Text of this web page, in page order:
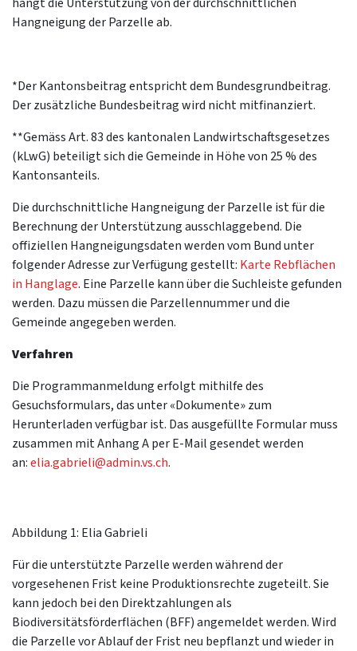
Hangneigung der Parzelle ab.
*Der Kantonsbeitrag entspricht dem Bundesgrundbeitrag.
Der zusätzliche Bundesbeitrag wird nicht mitfinanziert.
**Gemäss Art. 83 des kantonalen Landwirtschaftsgesetzes
(kLwG) beteiligt sich die Gemeinde in Höhe von 25 % des
Kantonsanteils.
Die durchschnittliche Hangneigung der Parzelle ist für die
Berechnung der Unterstützung ausschlaggebend. Die
offiziellen Hangneigungsdaten werden vom Bund unter
folgender Adresse zur Verfügung gestellt: Karte Rebflächen
in Hanglage. Eine Parzelle kann über die Suchleiste gefunden
werden. Dazu müssen die Parzellennummer und die
Gemeinde angegeben werden.
Verfahren
Die Programmanmeldung erfolgt mithilfe des
Gesuchsformulars, das unter «Dokumente» zum
Herunterladen verfügbar ist. Das ausgefüllte Formular muss
zusammen mit Anhang A per E-Mail gesendet werden
an:elia.gabrieli@admin.vs.ch.
Abbildung 1: Elia Gabrieli
Für die unterstützte Parzelle werden während der
vorgesehenen Frist keine Produktionsrechte zugeteilt. Sie
kann jedoch bei den Direktzahlungen als
Biodiversitätsförderflächen (BFF) angemeldet werden. Wird
die Parzelle vor Ablauf der Frist neu bepflanzt und wieder in